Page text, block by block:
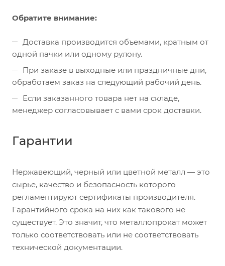
Обратите внимание:
Доставка производится объемами, кратным от
одной пачки или одному рулону.
При заказе в выходные или праздничные дни,
обработаем заказ на следующий рабочий день.
Если заказанного товара нет на складе,
менеджер согласовывает с вами срок доставки.
Гарантии
Нержавеющий, черный или цветной металл — это
сырье, качество и безопасность которого
регламентируют сертификаты производителя.
Гарантийного срока на них как такового не
существует. Это значит, что металлопрокат может
только соответствовать или не соответствовать
технической документации.